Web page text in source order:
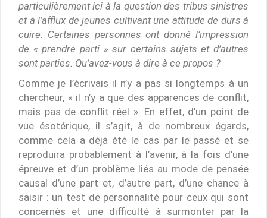
particulièrement ici à la question des tribus sinistres
et à l’afflux de jeunes cultivant une attitude de durs à
cuire. Certaines personnes ont donné l’impression
de « prendre parti » sur certains sujets et d’autres
sont parties. Qu’avez-vous à dire à ce propos ?
Comme je l’écrivais il n’y a pas si longtemps à un
chercheur, « il n’y a que des apparences de conflit,
mais pas de conflit réel ». En effet, d’un point de
vue ésotérique, il s’agit, à de nombreux égards,
comme cela a déjà été le cas par le passé et se
reproduira probablement à l’avenir, à la fois d’une
épreuve et d’un problème liés au mode de pensée
causal d’une part et, d’autre part, d’une chance à
saisir : un test de personnalité pour ceux qui sont
concernés et une difficulté à surmonter par la